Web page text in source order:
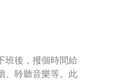
班後，撥個時間給
、聆聽音樂等。此